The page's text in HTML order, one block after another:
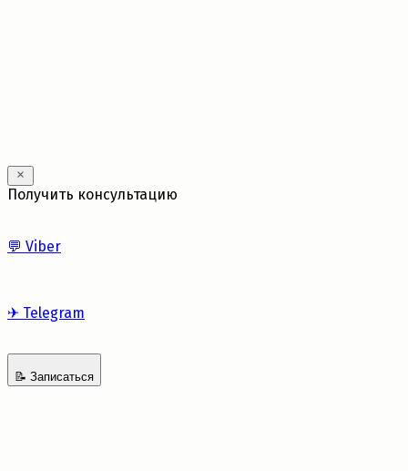
Получить консультацию
💬 Viber
✈ Telegram
📝 Записаться